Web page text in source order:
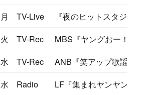
月 TV-Live
『夜のヒットスタジオ』ヤ
火 TV-Rec
MBS『ヤングおー！おー！
水 TV-Rec
ANB『笑アップ歌謡大作戦
水 Radio
LF『集まれヤンヤン』